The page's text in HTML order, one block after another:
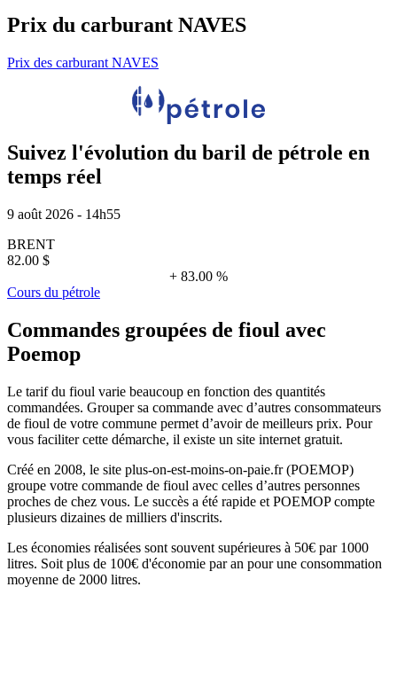
Prix du carburant NAVES
Prix des carburant NAVES
Suivez l'évolution du baril de pétrole en
temps réel
9 août 2026 - 14h55
BRENT
82.00 $
+ 83.00 %
Cours du pétrole
Commandes groupées de fioul avec
Poemop
Le tarif du fioul varie beaucoup en fonction des quantités
commandées. Grouper sa commande avec d’autres consommateurs
de fioul de votre commune permet d’avoir de meilleurs prix. Pour
vous faciliter cette démarche, il existe un site internet gratuit.
Créé en 2008, le site plus-on-est-moins-on-paie.fr (POEMOP)
groupe votre commande de fioul avec celles d’autres personnes
proches de chez vous. Le succès a été rapide et POEMOP compte
plusieurs dizaines de milliers d'inscrits.
Les économies réalisées sont souvent supérieures à 50€ par 1000
litres. Soit plus de 100€ d'économie par an pour une consommation
moyenne de 2000 litres.